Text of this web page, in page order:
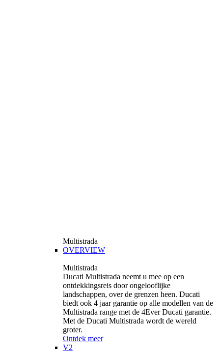
Multistrada
OVERVIEW
Multistrada
Ducati Multistrada neemt u mee op een
ontdekkingsreis door ongelooflijke
landschappen, over de grenzen heen. Ducati
biedt ook 4 jaar garantie op alle modellen van de
Multistrada range met de 4Ever Ducati garantie.
Met de Ducati Multistrada wordt de wereld
groter.
Ontdek meer
V2